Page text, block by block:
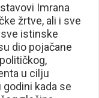
Imrana
žrtve, ali i sve
istinske
dio pojačane
u cilju
kada se